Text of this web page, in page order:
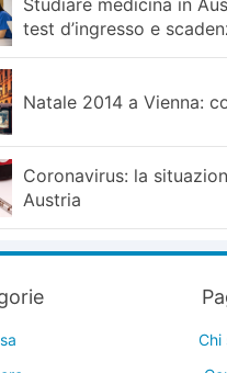
Studiare medicina in
test d’ingresso e
Natale 2014 a Vienna:
Coronavirus: la
Austria
Chi